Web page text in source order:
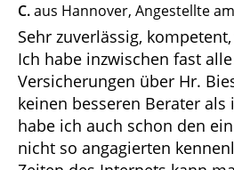
C.aus Hannover, Angestellte
Sehr zuverlässig,
Ich habe inzwischen fast
Versicherungen über Hr.
keinen besseren Berater als
habe ich auch schon den
nicht so angagierten